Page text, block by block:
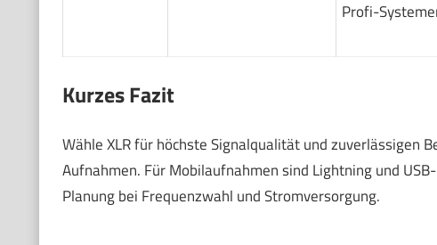
Profi-
Kurzes Fazit
Wähle XLR für höchste Signalqualität und zuverlässigen
Aufnahmen. Für Mobilaufnahmen sind Lightning und
Planung bei Frequenzwahl und Stromversorgung.